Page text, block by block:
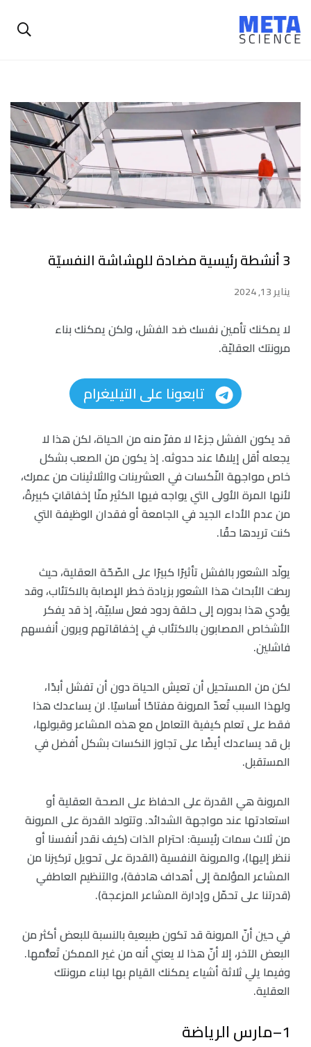
3 أنشطة رئيسية مضادة للهشاشة النفسيّة
يناير 13, 2024
لا يمكنك تأمين نفسك ضد الفشل، ولكن يمكنك بناء
مرونتك العقليّة.
تابعونا على التيليغرام
قد يكون الفشل جزءًا لا مفرّ منه من الحياة، لكن هذا لا
يجعله أقل إيلامًا عند حدوثه. إذ يكون من الصعب بشكل
خاص مواجهة النّكسات في العشرينات والثلاثينات من عمرك،
لأنها المرة الأولى التي يواجه فيها الكثير منّا إخفاقاتٍ كبيرةً،
من عدم الأداء الجيد في الجامعة أو فقدان الوظيفة التي
كنت تريدها حقًا.
يولّد الشعور بالفشل تأثيرًا كبيرًا على الصّحّة العقلية، حيث
ربطت الأبحاث هذا الشعور بزيادة خطر الإصابة بالاكتئاب، وقد
يؤدي هذا بدوره إلى حلقة ردود فعل سلبيّة، إذ قد يفكر
الأشخاص المصابون بالاكتئاب في إخفاقاتهم ويرون أنفسهم
فاشلين.
لكن من المستحيل أن تعيش الحياة دون أن تفشل أبدًا،
ولهذا السبب تُعدّ المرونة مفتاحًا أساسيًا. لن يساعدك هذا
فقط على تعلم كيفية التعامل مع هذه المشاعر وقبولها،
بل قد يساعدك أيضًا على تجاوز النكسات بشكل أفضل في
المستقبل.
المرونة هي القدرة على الحفاظ على الصحة العقلية أو
استعادتها عند مواجهة الشدائد. وتتولد القدرة على المرونة
من ثلاث سمات رئيسية: احترام الذات (كيف نقدر أنفسنا أو
ننظر إليها)، والمرونة النفسية (القدرة على تحويل تركيزنا من
المشاعر المؤلمة إلى أهداف هادفة)، والتنظيم العاطفي
(قدرتنا على تحمّل وإدارة المشاعر المزعجة).
في حين أنّ المرونة قد تكون طبيعية بالنسبة للبعض أكثر من
البعض الآخر، إلا أنّ هذا لا يعني أنه من غير الممكن تَعلُّمها.
وفيما يلي ثلاثة أشياء يمكنك القيام بها لبناء مرونتك
العقلية.
1–مارس الرياضة